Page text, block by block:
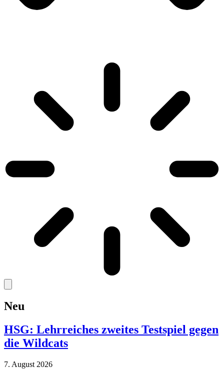
Neu
HSG: Lehrreiches zweites Testspiel gegen
die Wildcats
7. August 2026